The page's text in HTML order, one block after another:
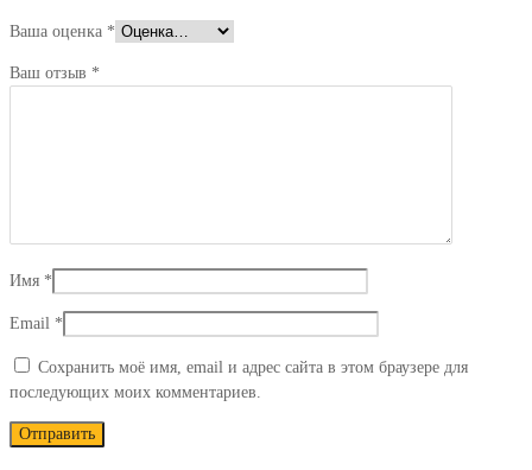
Ваша оценка *
Ваш отзыв *
Имя *
Email *
Сохранить моё имя, email и адрес сайта в этом браузере для
последующих моих комментариев.